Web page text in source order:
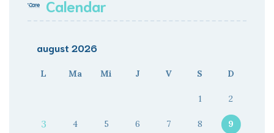
Calendar
august 2026
L Ma Mi J V S D
1 2
3 4 5 6 7 8 9